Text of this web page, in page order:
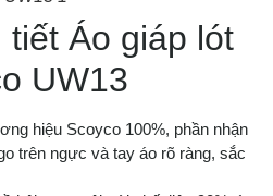
Áo giáp lót
UW13
hiệu Scoyco 100%, phần nhận
trên ngực và tay áo rõ ràng, sắc